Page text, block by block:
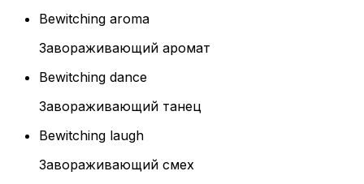
Bewitching aroma
Завораживающий аромат
Bewitching dance
Завораживающий танец
Bewitching laugh
Завораживающий смех